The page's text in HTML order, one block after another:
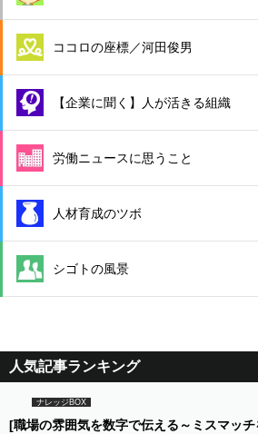
ココロの座標／河田俊男
【企業に聞く】人が活きる組織
労働ニュースに思うこと
人材育成のツボ
シゴトの風景
人気記事ランキング
ナレッジBOX
[職場の雰囲気を数字で伝える～ミスマッ